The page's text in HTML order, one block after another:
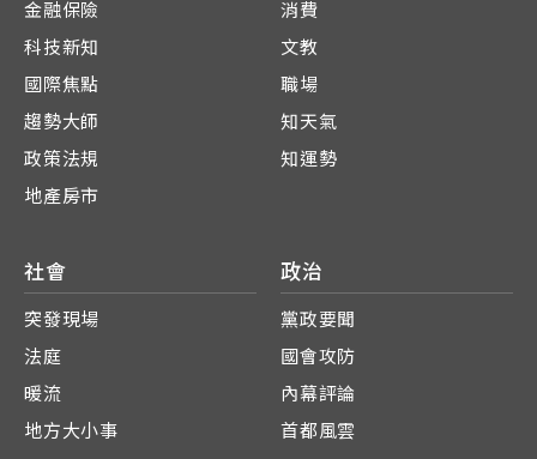
金融保險
科技新知
國際焦點
趨勢大師
政策法規
地產房市
消費
文教
職場
知天氣
知運勢
社會
突發現場
法庭
暖流
地方大小事
政治
黨政要聞
國會攻防
內幕評論
首都風雲